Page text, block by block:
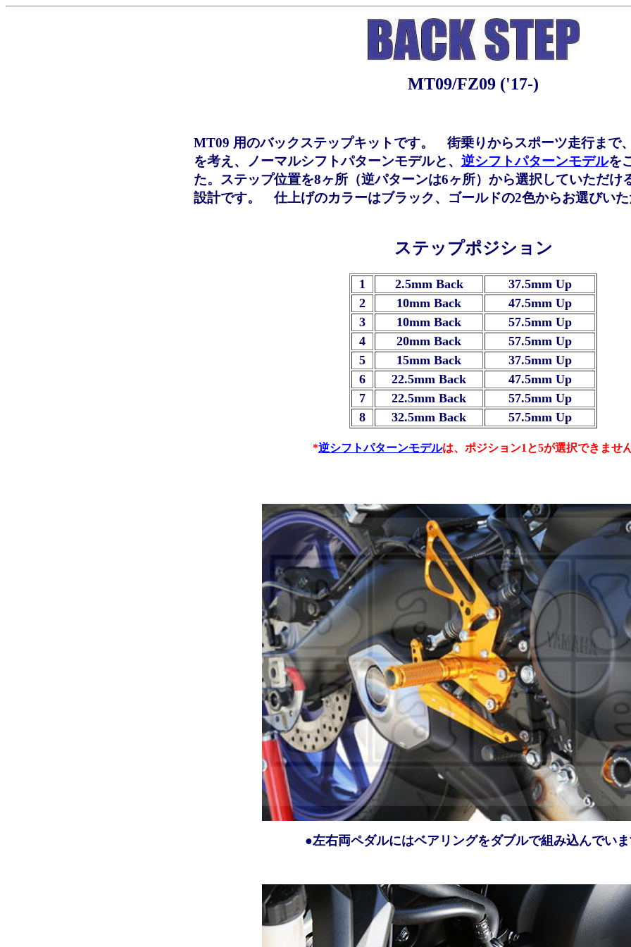
MT09/FZ09 ('17-)
MT09 用のバックステップキットです。 街乗りからスポーツ走行まで
を考え、ノーマルシフトパターンモデルと、 逆シフトパターンモデルを
た。ステップ位置を8ヶ所（逆パターンは6ヶ所）から選択していただけ
設計です。 仕上げのカラーはブラック、ゴールドの2色からお選びい
ステップポジション
1 2.5mm Back
37.5mm Up
2
10mm Back
47.5mm Up
3
10mm Back
57.5mm Up
4
20mm Back
57.5mm Up
5
15mm Back
37.5mm Up
6
22.5mm Back
47.5mm Up
7
22.5mm Back
57.5mm Up
8
32.5mm Back 57.5mm Up
*逆シフトパターンモデルは、ポジション1と5が選択できませ
●左右両ペダルにはベアリングをダブルで組み込んでい